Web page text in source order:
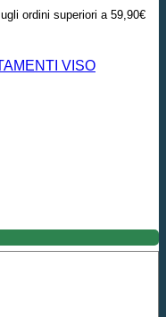
ordini superiori a 59,90€
VISO